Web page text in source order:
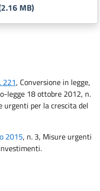
MB)
221, Conversione in legge,
legge 18 ottobre 2012, n.
per la crescita del
2015, n. 3, Misure urgenti